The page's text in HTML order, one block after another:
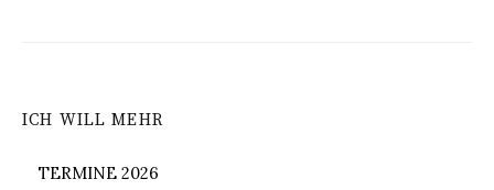
ICH WILL MEHR
TERMINE 2026